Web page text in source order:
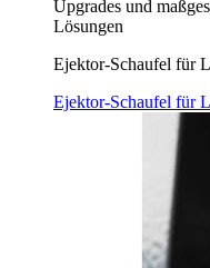
Upgrades und
Lösungen
Ejektor-Schaufel für
Ejektor-Schaufel für